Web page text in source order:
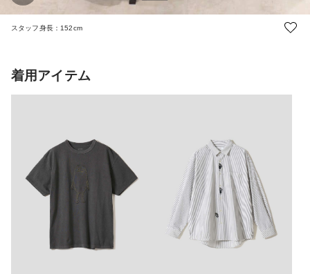
スタッフ身長：152cm
着用アイテム